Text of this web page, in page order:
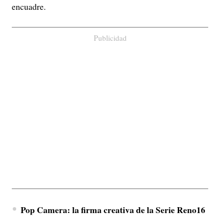
encuadre.
Publicidad
Pop Camera: la firma creativa de la Serie Reno16